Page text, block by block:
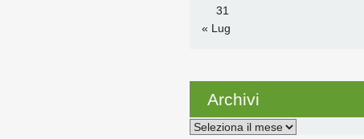
31
« Lug
Archivi
Archivi